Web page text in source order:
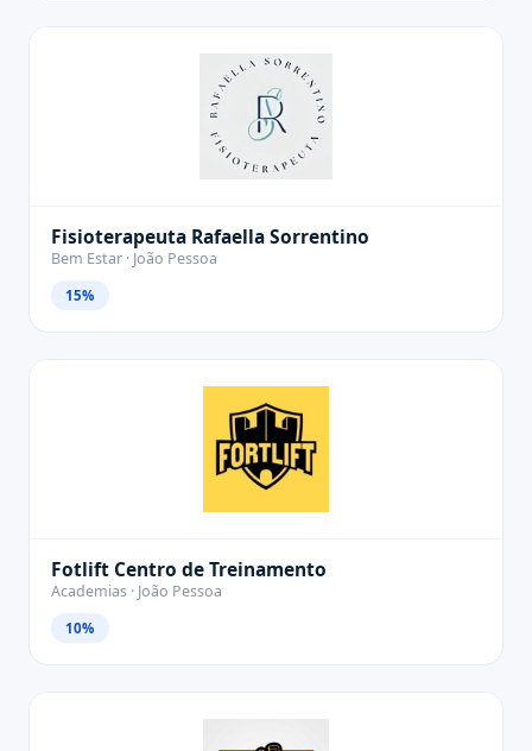
Fisioterapeuta Rafaella Sorrentino
Bem Estar · João Pessoa
15%
Fotlift Centro de Treinamento
Academias · João Pessoa
10%